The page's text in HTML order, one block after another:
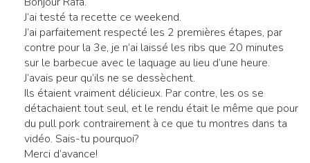
J’ai testé ta recette ce weekend.
J’ai parfaitement respecté les 2 premières étapes, par
contre pour la 3e, je n’ai laissé les ribs que 20 minutes
sur le barbecue avec le laquage au lieu d’une heure.
J’avais peur qu’ils ne se dessèchent.
Ils étaient vraiment délicieux. Par contre, les os se
détachaient tout seul, et le rendu était le même que pour
du pull pork contrairement à ce que tu montres dans ta
vidéo. Sais-tu pourquoi?
Merci d’avance!